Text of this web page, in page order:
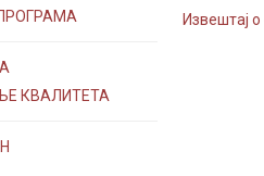
КВАЛИТЕТА
Извештај